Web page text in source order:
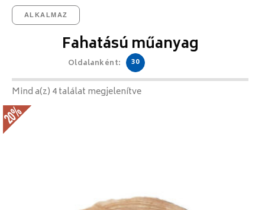
ALKALMAZ
Fahatású műanyag
Oldalanként: 30
Mind a(z) 4 találat megjelenítve